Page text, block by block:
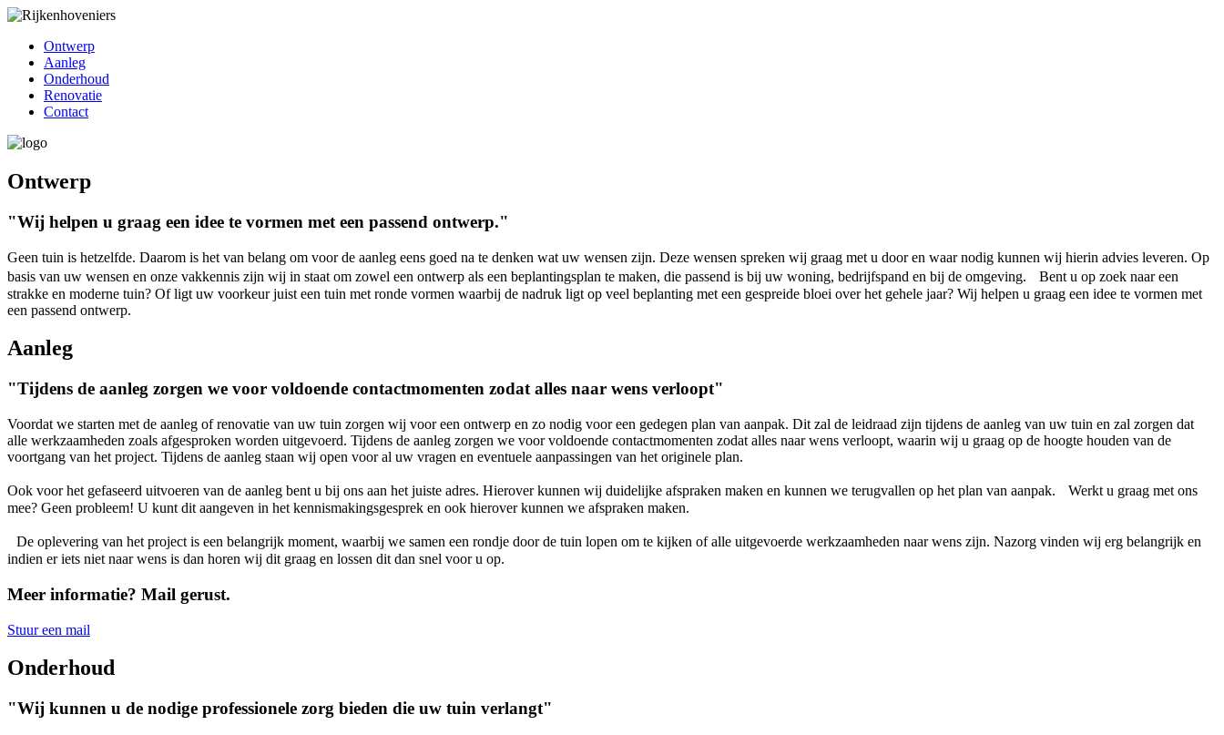
Ontwerp
Aanleg
Onderhoud
Renovatie
Contact
Ontwerp
"Wij helpen u graag een idee te vormen met een passend ontwerp."
Geen tuin is hetzelfde. Daarom is het van belang om voor de aanleg eens goed na te denken wat uw wensen zijn. Deze wensen spreken wij graag met u door en waar nodig kunnen wij hierin advies leveren. Op
basis van uw wensen en onze vakkennis zijn wij in staat om zowel een ontwerp als een beplantingsplan te maken, die passend is bij uw woning, bedrijfspand en bij de omgeving. Bent u op zoek naar een
strakke en moderne tuin? Of ligt uw voorkeur juist een tuin met ronde vormen waarbij de nadruk ligt op veel beplanting met een gespreide bloei over het gehele jaar? Wij helpen u graag een idee te vormen met
een passend ontwerp.
Aanleg
"Tijdens de aanleg zorgen we voor voldoende contactmomenten zodat alles naar wens verloopt"
Voordat we starten met de aanleg of renovatie van uw tuin zorgen wij voor een ontwerp en zo nodig voor een gedegen plan van aanpak. Dit zal de leidraad zijn tijdens de aanleg van uw tuin en zal zorgen dat
alle werkzaamheden zoals afgesproken worden uitgevoerd. Tijdens de aanleg zorgen we voor voldoende contactmomenten zodat alles naar wens verloopt, waarin wij u graag op de hoogte houden van de
voortgang van het project. Tijdens de aanleg staan wij open voor al uw vragen en eventuele aanpassingen van het originele plan.
Ook voor het gefaseerd uitvoeren van de aanleg bent u bij ons aan het juiste adres. Hierover kunnen wij duidelijke afspraken maken en kunnen we terugvallen op het plan van aanpak. Werkt u graag met ons
mee? Geen probleem! U kunt dit aangeven in het kennismakingsgesprek en ook hierover kunnen we afspraken maken.
De oplevering van het project is een belangrijk moment, waarbij we samen een rondje door de tuin lopen om te kijken of alle uitgevoerde werkzaamheden naar wens zijn. Nazorg vinden wij erg belangrijk en
indien er iets niet naar wens is dan horen wij dit graag en lossen dit dan snel voor u op.
Meer informatie? Mail gerust.
Stuur een mail
Onderhoud
"Wij kunnen u de nodige professionele zorg bieden die uw tuin verlangt"